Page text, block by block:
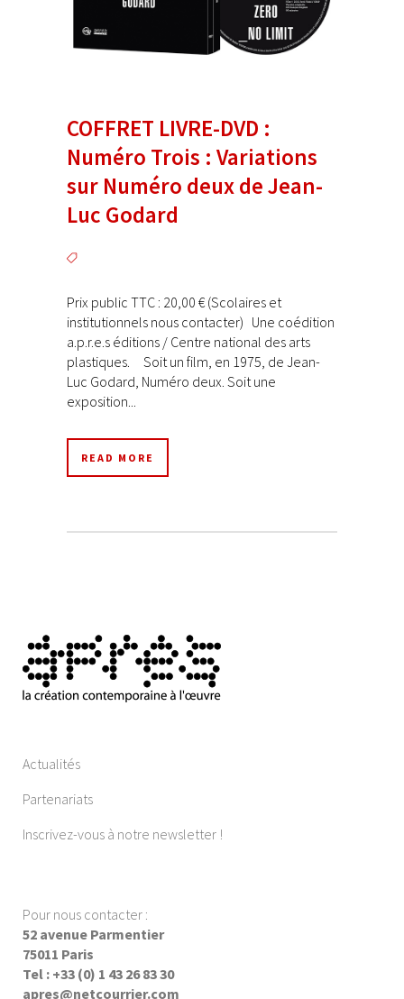
COFFRET LIVRE-DVD :
Numéro Trois : Variations
sur Numéro deux de Jean-
Luc Godard
Prix public TTC : 20,00 € (Scolaires et
institutionnels nous contacter) Une coédition
a.p.r.e.s éditions / Centre national des arts
plastiques. Soit un film, en 1975, de Jean-
Luc Godard, Numéro deux. Soit une
exposition...
READ MORE
Actualités
Partenariats
Inscrivez-vous à notre newsletter !
Pour nous contacter :
52 avenue Parmentier
75011 Paris
Tel : +33 (0) 1 43 26 83 30
apres@netcourrier.com